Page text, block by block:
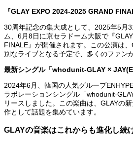
『GLAY EXPO 2024-2025 GRAND
30周年記念の集大成として、2025年5月
ム、6月8日に京セラドーム大阪で『
FINALE』が開催されます。この公演は
別なライブとなる予定で、多くのファン
最新シングル「whodunit-GLAY ×
2024年6月、韓国の人気グループ
ラボレーションシングル「whodunit-
リースしました。この楽曲は、GLAYの
作として話題を集めています。
GLAYの音楽はこれからも進化し続